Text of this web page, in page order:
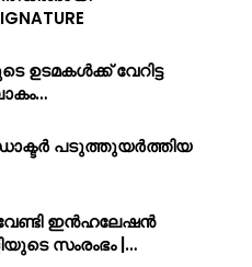
ഉടമകൾക്ക് വേറിട്ട
പടുത്തുയർത്തിയ
ഇൻഹലേഷൻ
സംരംഭം |…